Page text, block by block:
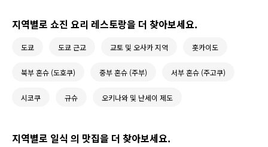
지역별로 쇼진 요리 레스토랑을 더 찾아보세요.
도쿄 도쿄 근교 교토 및 오사카 지역 홋카이도
북부 혼슈 (도호쿠) 중부 혼슈 (주부) 서부 혼슈 (주고쿠)
시코쿠 규슈 오키나와 및 난세이 제도
지역별로 일식 의 맛집을 더 찾아보세요.